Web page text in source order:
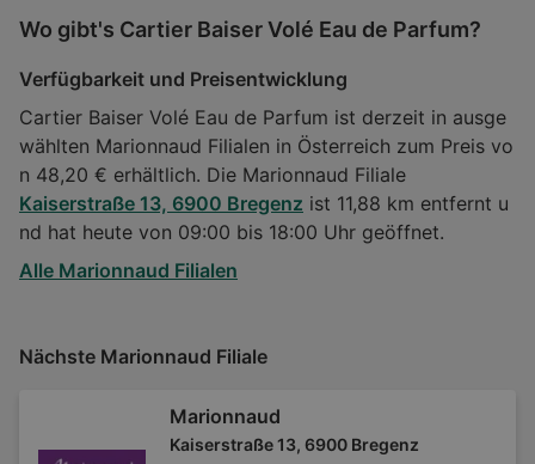
Wo gibt's Cartier Baiser Volé Eau de Parfum?
Verfügbarkeit und Preisentwicklung
Cartier Baiser Volé Eau de Parfum ist derzeit in ausge
wählten Marionnaud Filialen in Österreich zum Preis vo
n 48,20 € erhältlich. Die Marionnaud Filiale
Kaiserstraße 13, 6900 Bregenz ist 11,88 km entfernt u
nd hat heute von 09:00 bis 18:00 Uhr geöffnet.
Alle Marionnaud Filialen
Nächste Marionnaud Filiale
Marionnaud
Kaiserstraße 13, 6900 Bregenz